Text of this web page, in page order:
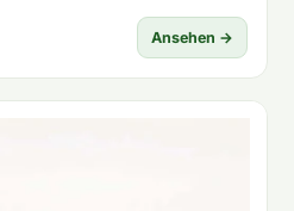
Ansehen →